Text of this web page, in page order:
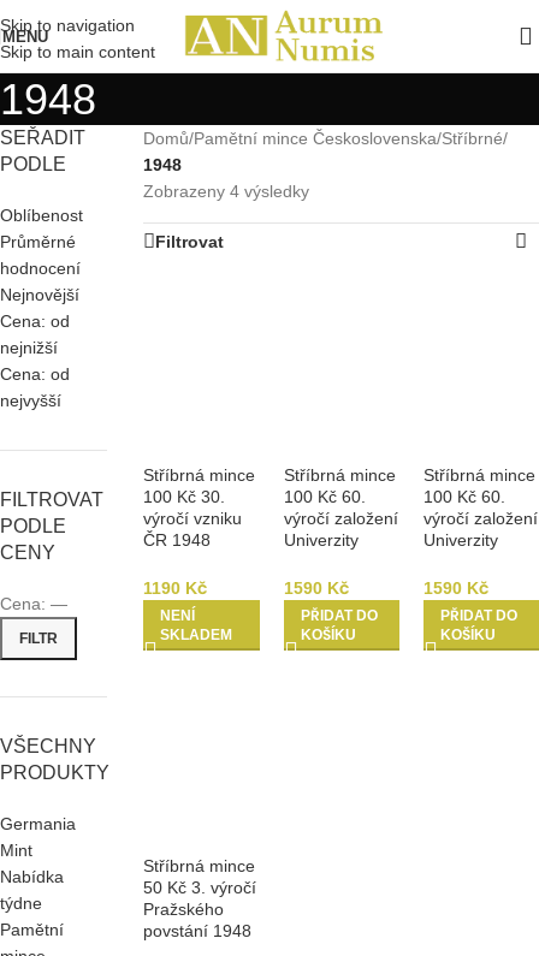
Skip to navigation
Skip to main content
MENU
1948
SEŘADIT
PODLE
Oblíbenost
Průměrné
hodnocení
Nejnovější
Cena: od
nejnižší
Cena: od
nejvyšší
FILTROVAT
PODLE
CENY
FILTR
Cena: —
VŠECHNY
PRODUKTY
Germania
Mint
Nabídka
týdne
Pamětní
Domů/Pamětní mince Československa/Stříbrné/
1948
Zobrazeny 4 výsledky
Filtrovat
Stříbrná mince
100 Kč 30.
výročí vzniku
ČR 1948
1190 Kč
NENÍ
SKLADEM
Stříbrná mince
100 Kč 60.
výročí založení
Univerzity
1590 Kč
PŘIDAT DO
KOŠÍKU
Stříbrná mince
100 Kč 60.
výročí založení
Univerzity
1590 Kč
PŘIDAT DO
KOŠÍKU
Stříbrná mince
50 Kč 3. výročí
Pražského
povstání 1948